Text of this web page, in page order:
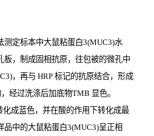
测定标本中大鼠粘蛋白3(MUC3)水
板，制成固相抗原，往包被的微孔中
，再与 HRP 标记的抗原结合，形成
经过洗涤后加底物TMB 显色。
化成蓝色，并在酸的作用下转化成最
品中的大鼠粘蛋白3(MUC3)呈正相